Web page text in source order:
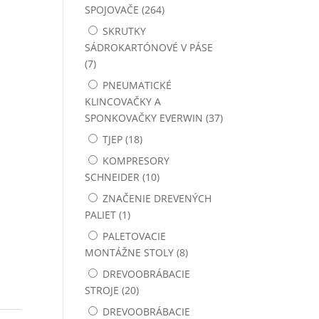
PALETOVÉ KOCKY
A OTÁČAČE
SPOJOVAČE(264)
SKRUTKY
SÁDROKARTÓNOVÉ V PÁSE
(7)
PNEUMATICKÉ
KLINCOVAČKY A
SPONKOVAČKY EVERWIN(37)
TJEP(18)
KOMPRESORY
SCHNEIDER(10)
ZNAČENIE DREVENÝCH
PALIET(1)
PALETOVACIE
MONTÁŽNE STOLY(8)
DREVOOBRÁBACIE
STROJE(20)
DREVOOBRÁBACIE